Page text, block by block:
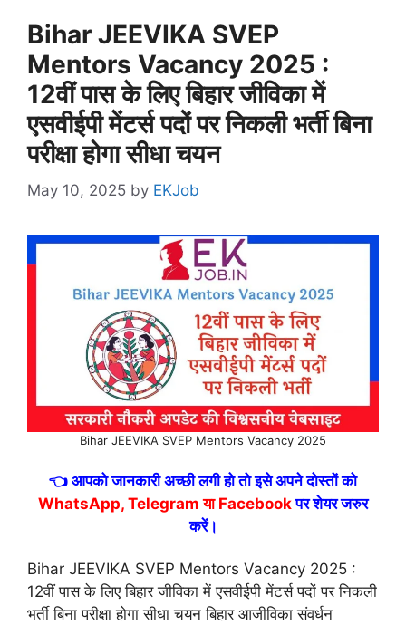
Bihar JEEVIKA SVEP
Mentors Vacancy 2025 :
12वीं पास के लिए बिहार जीविका में
एसवीईपी मेंटर्स पदों पर निकली भर्ती बिना
परीक्षा होगा सीधा चयन
May 10, 2025 by EKJob
Bihar JEEVIKA SVEP Mentors Vacancy 2025
👈 आपको जानकारी अच्छी लगी हो तो इसे अपने दोस्तों को
WhatsApp, Telegram या Facebookपर शेयर जरुर
करें।
Bihar JEEVIKA SVEP Mentors Vacancy 2025 :
12वीं पास के लिए बिहार जीविका में एसवीईपी मेंटर्स पदों पर निकली
भर्ती बिना परीक्षा होगा सीधा चयन बिहार आजीविका संवर्धन